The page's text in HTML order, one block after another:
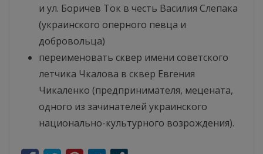
и ул. Боричев Ток в честь Василия Слепака
(украинского оперного певца и
добровольца)
переименовать сквер имени советского
летчика Чкалова в сквер Евгения
Чикаленко (предпринимателя, мецената,
одного из зачинателей украинского
национально-культурного возрождения).